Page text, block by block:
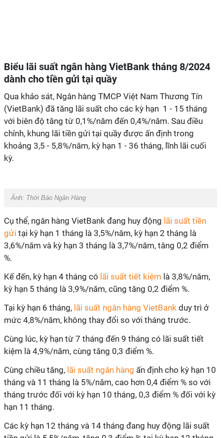
Biểu lãi suất ngân hàng VietBank tháng 8/2024
dành cho tiền gửi tại quầy
Qua khảo sát, Ngân hàng TMCP Việt Nam Thương Tín
(VietBank) đã tăng lãi suất cho các kỳ hạn 1 - 15 tháng
với biên độ tăng từ 0,1%/năm đến 0,4%/năm. Sau điều
chỉnh, khung lãi tiền gửi tại quầy được ấn định trong
khoảng 3,5 - 5,8%/năm, kỳ hạn 1 - 36 tháng, lĩnh lãi cuối
kỳ.
Ảnh: Thời Báo Ngân Hàng
Cụ thể, ngân hàng VietBank đang huy động lãi suất tiền
gửi tại kỳ hạn 1 tháng là 3,5%/năm, kỳ hạn 2 tháng là
3,6%/năm và kỳ hạn 3 tháng là 3,7%/năm, tăng 0,2 điểm
%.
Kế đến, kỳ hạn 4 tháng có lãi suất tiết kiệm là 3,8%/năm,
kỳ hạn 5 tháng là 3,9%/năm, cũng tăng 0,2 điểm %.
Tại kỳ hạn 6 tháng, lãi suất ngân hàng VietBank duy trì ở
mức 4,8%/năm, không thay đổi so với tháng trước.
Cùng lúc, kỳ hạn từ 7 tháng đến 9 tháng có lãi suất tiết
kiệm là 4,9%/năm, cùng tăng 0,3 điểm %.
Cùng chiều tăng, lãi suất ngân hàng ấn định cho kỳ hạn 10
tháng và 11 tháng là 5%/năm, cao hơn 0,4 điểm % so với
tháng trước đối với kỳ hạn 10 tháng, 0,3 điểm % đối với kỳ
hạn 11 tháng.
Các kỳ hạn 12 tháng và 14 tháng đang huy động lãi suất